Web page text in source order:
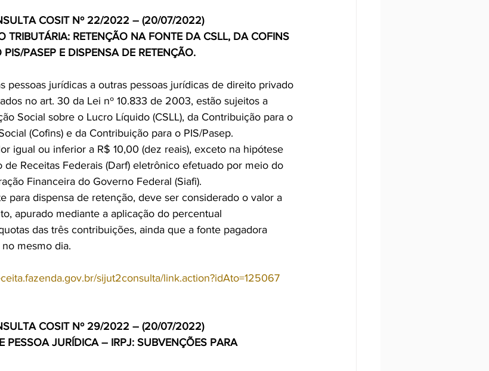
COSIT Nº 22/2022 – (20/07/2022)
TRIBUTÁRIA: RETENÇÃO NA FONTE DA CSLL, DA COFINS
PASEP E DISPENSA DE RETENÇÃO.
pessoas jurídicas a outras pessoas jurídicas de direito privado
no art. 30 da Lei nº 10.833 de 2003, estão sujeitos a
Social sobre o Lucro Líquido (CSLL), da Contribuição para o
(Cofins) e da Contribuição para o PIS/Pasep.
igual ou inferior a R$ 10,00 (dez reais), exceto na hipótese
Receitas Federais (Darf) eletrônico efetuado por meio do
Financeira do Governo Federal (Siafi).
para dispensa de retenção, deve ser considerado o valor a
apurado mediante a aplicação do percentual
das três contribuições, ainda que a fonte pagadora
mesmo dia.
sijut2consulta/link.action?idAto=125067
COSIT Nº 29/2022 – (20/07/2022)
PESSOA JURÍDICA – IRPJ: SUBVENÇÕES PARA